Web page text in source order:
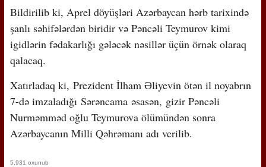
Bildirilib ki, Aprel döyüşləri Azərbaycan hərb tarixində
şanlı səhifələrdən biridir və Pəncəli Teymurov kimi
igidlərin fədakarlığı gələcək nəsillər üçün örnək olaraq
qalacaq.
Xatırladaq ki, Prezident İlham Əliyevin ötən il noyabrın
7-də imzaladığı Sərəncama əsasən, gizir Pəncəli
Nurməmməd oğlu Teymurova ölümündən sonra
Azərbaycanın Milli Qəhrəmanı adı verilib.
5,931 oxunub